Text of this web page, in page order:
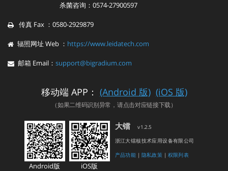
杀菌咨询：0574-27900597
传真 Fax ：0580-2929879
辐照网址 Web ： https://www.leidatech.com
邮箱 Email： support@bigradium.com
移动端 APP： (Android 版) (iOS 版)
（如果二维码识别异常，请点击对应链接下载）
Android版 iOS版
大镭
v1.2.5
浙江大镭核技术应用设备有限公司
产品功能 | 隐私政策 | 权限列表